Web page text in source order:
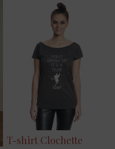
T-shirt Clochette